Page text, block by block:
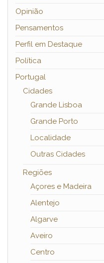
Opinião
Pensamentos
Perfil em Destaque
Política
Portugal
Cidades
Grande Lisboa
Grande Porto
Localidade
Outras Cidades
Regiões
Açores e Madeira
Alentejo
Algarve
Aveiro
Centro